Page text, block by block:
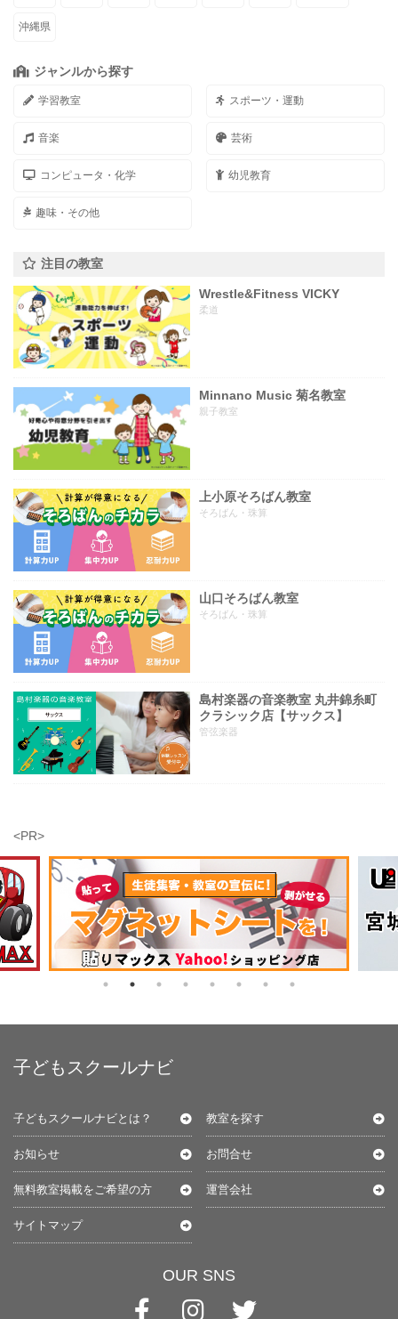
沖縄県
ジャンルから探す
学習教室 スポーツ・運動
音楽 芸術
コンピュータ・化学 幼児教育
趣味・その他
注目の教室
Wrestle&Fitness VICKY
柔道
Minnano Music 菊名教室
親子教室
上小原そろばん教室
そろばん・珠算
山口そろばん教室
そろばん・珠算
島村楽器の音楽教室 丸井錦糸町
クラシック店【サックス】
管弦楽器
<PR>
子どもスクールナビ
子どもスクールナビとは？ 教室を探す
お知らせ お問合せ
無料教室掲載をご希望の方 運営会社
サイトマップ
OUR SNS